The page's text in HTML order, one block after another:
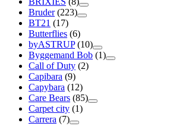
Bruder (223)
BT21 (17)
Butterflies (6)
byASTRUP (10)
Byggemand Bob (1)
Call of Duty (2)
Capibara (9)
Capybara (12)
Care Bears (85)
Carpet city (1)
Carrera (7)